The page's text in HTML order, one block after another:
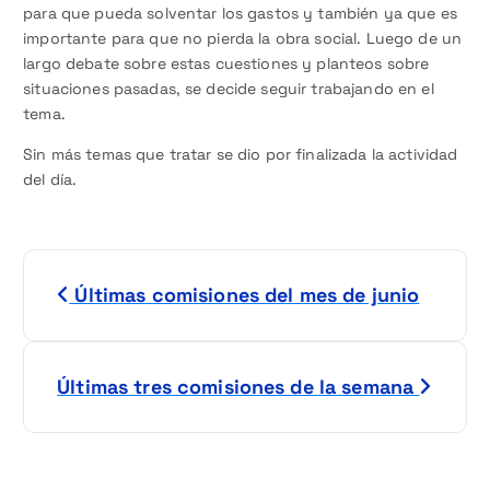
para que pueda solventar los gastos y también ya que es
importante para que no pierda la obra social. Luego de un
largo debate sobre estas cuestiones y planteos sobre
situaciones pasadas, se decide seguir trabajando en el
tema.
Sin más temas que tratar se dio por finalizada la actividad
del día.
Últimas comisiones del mes de junio
Últimas tres comisiones de la semana